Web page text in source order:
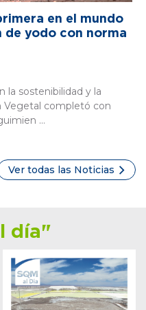
en el mundo
yodo con norma
la sostenibilidad y la
Vegetal completó con
...
Ver todas las Noticias
día"